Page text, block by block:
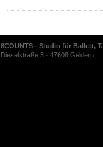
8COUNTS - Studio für Ballett,
Dieselstraße 3 · 47608 Geldern